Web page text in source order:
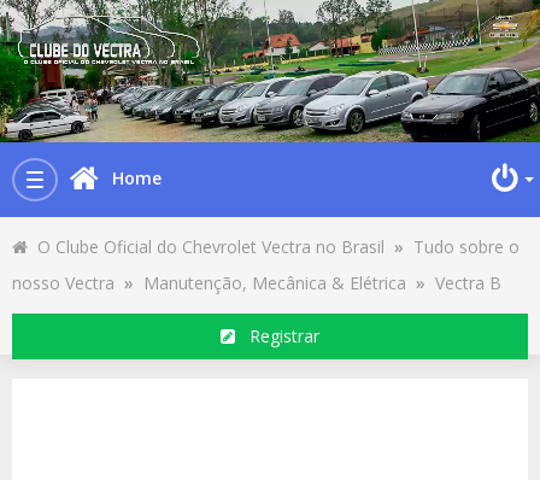
Toggle
navigation
Home
O Clube Oficial do Chevrolet Vectra no Brasil » Tudo sobre o
nosso Vectra » Manutenção, Mecânica & Elétrica » Vectra B
Registrar